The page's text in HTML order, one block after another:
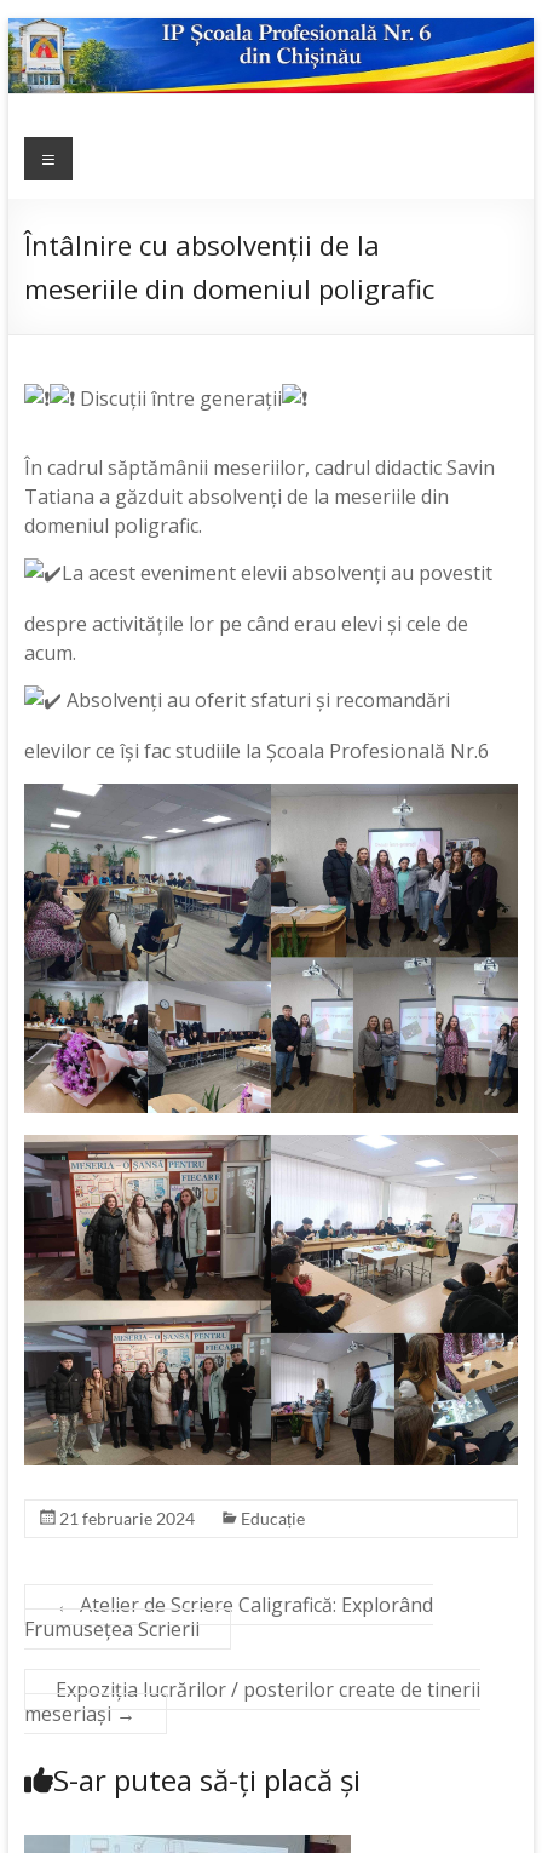
Skip
to
content
NR.6
scoala
nr.6; școală
admitere;
Meniu
Întâlnire cu absolvenții de la
meseriile din domeniul poligrafic
Discuții între generații
În cadrul săptămânii meseriilor, cadrul didactic Savin
Tatiana a găzduit absolvenți de la meseriile din
domeniul poligrafic.
La acest eveniment elevii absolvenți au povestit
despre activitățile lor pe când erau elevi și cele de
acum.
Absolvenți au oferit sfaturi și recomandări
elevilor ce își fac studiile la Școala Profesională Nr.6
21 februarie 2024 Educație
←
Atelier de Scriere Caligrafică: Explorând
Frumusețea Scrierii
Expoziția lucrărilor / posterilor create de tinerii
meseriași →
S-ar putea să-ți placă și